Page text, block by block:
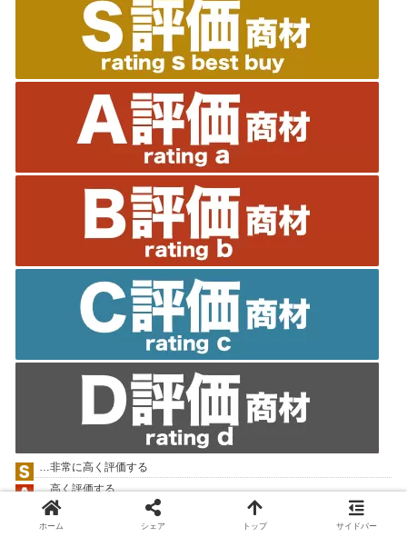
…非常に高く評価する
…高く評価する
…評価する
…平均的
ホーム シェア トップ サイドバー